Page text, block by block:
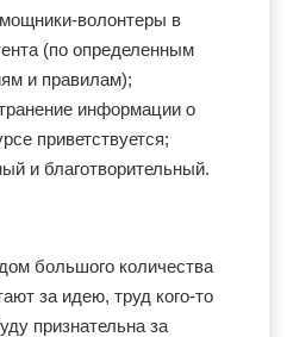
волонтеры в
(по определенным
и правилам);
информации о
приветствуется;
и благотворительный.
большого количества
за идею, труд кого-то
признательна за